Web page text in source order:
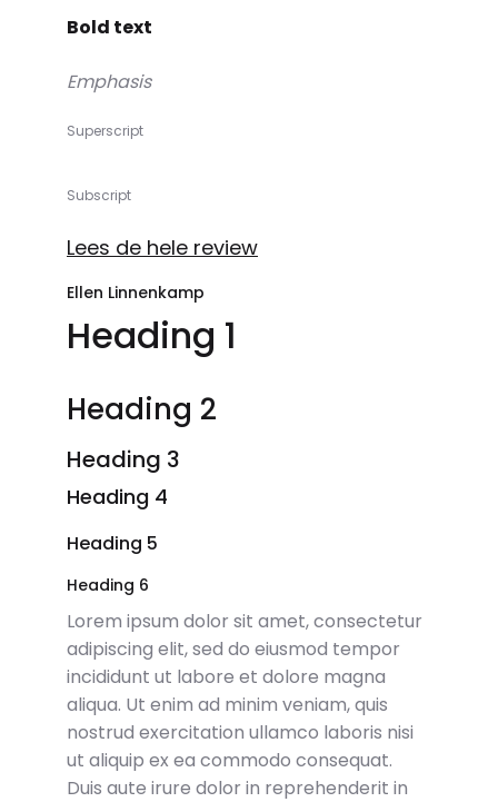
Bold text
Emphasis
Superscript
Subscript
Lees de hele review
Ellen Linnenkamp
Heading 1
Heading 2
Heading 3
Heading 4
Heading 5
Heading 6
Lorem ipsum dolor sit amet, consectetur
adipiscing elit, sed do eiusmod tempor
incididunt ut labore et dolore magna
aliqua. Ut enim ad minim veniam, quis
nostrud exercitation ullamco laboris nisi
ut aliquip ex ea commodo consequat.
Duis aute irure dolor in reprehenderit in